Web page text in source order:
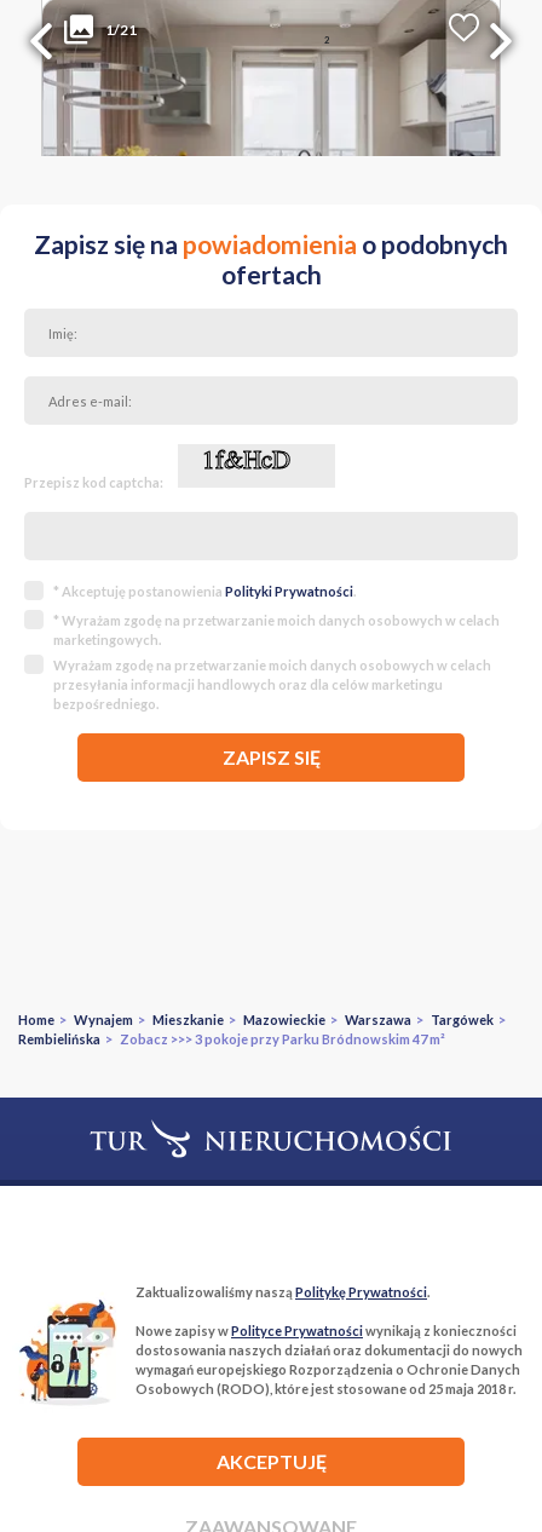
1/21Liczba pokoi
2
Powierzchnia
47.80 m2
Cena za m2
52 PLN
MAZOWIECKIE Warszawa Białołęka ul. Skarbka z Gór
Zapisz się na powiadomienia o podobnych
ofertach
Przepisz kod captcha:
* Akceptuję postanowienia Polityki Prywatności.
* Wyrażam zgodę na przetwarzanie moich danych osobowych w celach
marketingowych.
Wyrażam zgodę na przetwarzanie moich danych osobowych w celach
przesyłania informacji handlowych oraz dla celów marketingu
bezpośredniego.
ZAPISZ SIĘ
Home > Wynajem > Mieszkanie > Mazowieckie > Warszawa > Targówek >
Rembielińska > ️Zobacz >>> 3 pokoje przy Parku Bródnowskim️ 47 m²
03−134 Warszawa, ul. Książkowa 10/4u
ROZWIŃ
Agencja nieruchomości Tur Nieruchomości © 2026 Wszelkie prawa
Zaktualizowaliśmy naszą Politykę Prywatności.
Nowe zapisy wPolityce Prywatnościwynikają z konieczności
dostosowania naszych działań oraz dokumentacji do nowych
wymagań europejskiego Rozporządzenia o Ochronie Danych
Osobowych (RODO), które jest stosowane od 25 maja 2018 r.
AKCEPTUJĘ
ZAAWANSOWANE